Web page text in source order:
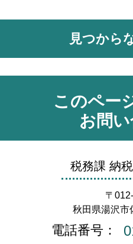
見つから
このペー
お問
税務課 納
〒
秋田県湯沢市
電話番号：